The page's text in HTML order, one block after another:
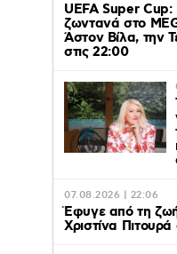
UEFA Super Cup:
ζωντανά στο
Άστον Βίλα, την
στις 22:00
07.08.2026 | 22:06
Έφυγε από τη
Χριστίνα